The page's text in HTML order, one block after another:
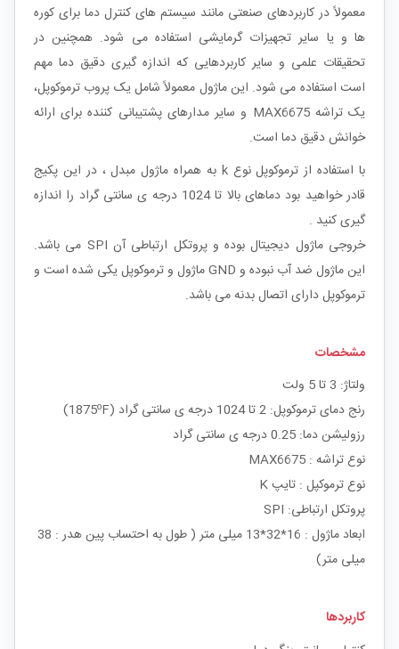
معمولاً در کاربردهای صنعتی مانند سیستم های کنترل دما برای کوره
ها و یا سایر تجهیزات گرمایشی استفاده می شود. همچنین در
تحقیقات علمی و سایر کاربردهایی که اندازه گیری دقیق دما مهم
است استفاده می شود. این ماژول معمولاً شامل یک پروب ترموکوپل،
یک تراشه MAX6675 و سایر مدارهای پشتیبانی کننده برای ارائه
خوانش دقیق دما است.
با استفاده از ترموکوپل نوعk به همراه ماژول مبدل ، در این پکیج
قادر خواهید بود دماهای بالا تا 1024 درجه ی سانتی گراد را اندازه
گیری کنید .
خروجی ماژول دیجیتال بوده و پروتکل ارتباطی آن SPI می باشد.
این ماژول ضد آب نبوده و GND ماژول و ترموکوپل یکی شده است و
ترموکوپل دارای اتصال بدنه می باشد.
مشخصات
ولتاژ: 3 تا 5 ولت
رنج دمای ترموکوپل: 2 تا 1024 درجه ی سانتی گراد (1875ºF)
رزولیشن دما: 0.25 درجه ی سانتی گراد
نوع تراشه : MAX6675
نوع ترموکپل : تایپ K
پروتکل ارتباطی: SPI
ابعاد ماژول : 16*32*13 میلی متر ( طول به احتساب پین هدر : 38
میلی متر)
کاربردها